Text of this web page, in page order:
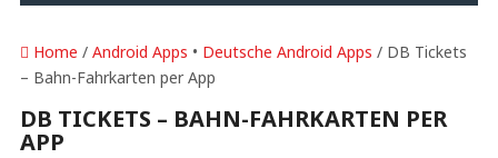
Home / Android Apps • Deutsche Android Apps / DB Tickets
– Bahn-Fahrkarten per App
DB TICKETS – BAHN-FAHRKARTEN PER
APP